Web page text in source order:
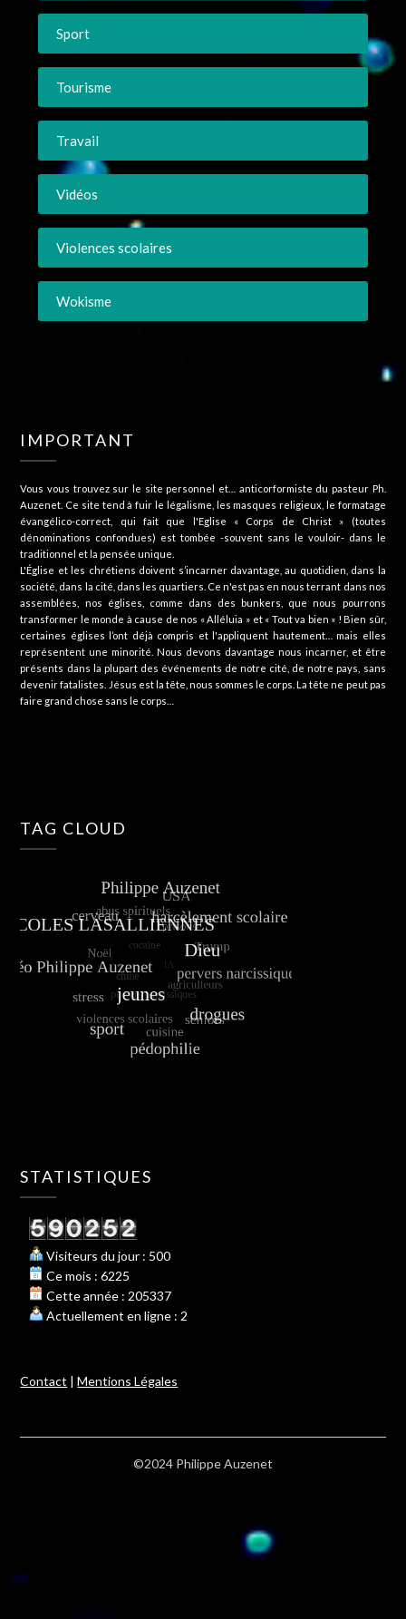
Sport
Tourisme
Travail
Vidéos
Violences scolaires
Wokisme
IMPORTANT
Vous vous trouvez sur le site personnel et… anticorformiste du pasteur Ph.
Auzenet. Ce site tend à fuir le légalisme, les masques religieux, le formatage
évangélico-correct, qui fait que l'Eglise « Corps de Christ » (toutes
dénominations confondues) est tombée -souvent sans le vouloir- dans le
traditionnel et la pensée unique.
L'Église et les chrétiens doivent s’incarner davantage, au quotidien, dans la
société, dans la cité, dans les quartiers. Ce n'est pas en nous terrant dans nos
assemblées, nos églises, comme dans des bunkers, que nous pourrons
transformer le monde à cause de nos « Alléluia » et « Tout va bien » ! Bien sûr,
certaines églises l’ont déjà compris et l'appliquent hautement… mais elles
représentent une minorité. Nous devons davantage nous incarner, et être
présents dans la plupart des événements de notre cité, de notre pays, sans
devenir fatalistes. Jésus est la tête, nous sommes le corps. La tête ne peut pas
faire grand chose sans le corps…
TAG CLOUD
STATISTIQUES
Visiteurs du jour : 500
Ce mois : 6225
Cette année : 205337
Actuellement en ligne : 2
Contact |Mentions Légales
©2024 Philippe Auzenet